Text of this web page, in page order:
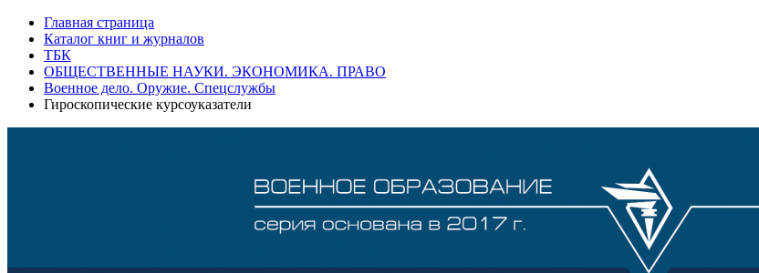
Главная страница
Каталог книг и журналов
ТБК
ОБЩЕСТВЕННЫЕ НАУКИ. ЭКОНОМИКА. ПРАВО
Военное дело. Оружие. Спецслужбы
Гироскопические курсоуказатели